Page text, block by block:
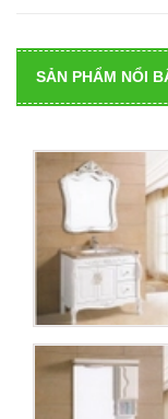
SẢN PHẨM NỔI